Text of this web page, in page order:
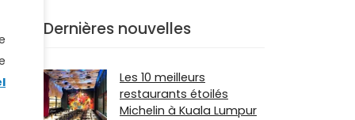
Dernières nouvelles
Les 10 meilleurs
restaurants étoilés
Michelin à Kuala Lumpur